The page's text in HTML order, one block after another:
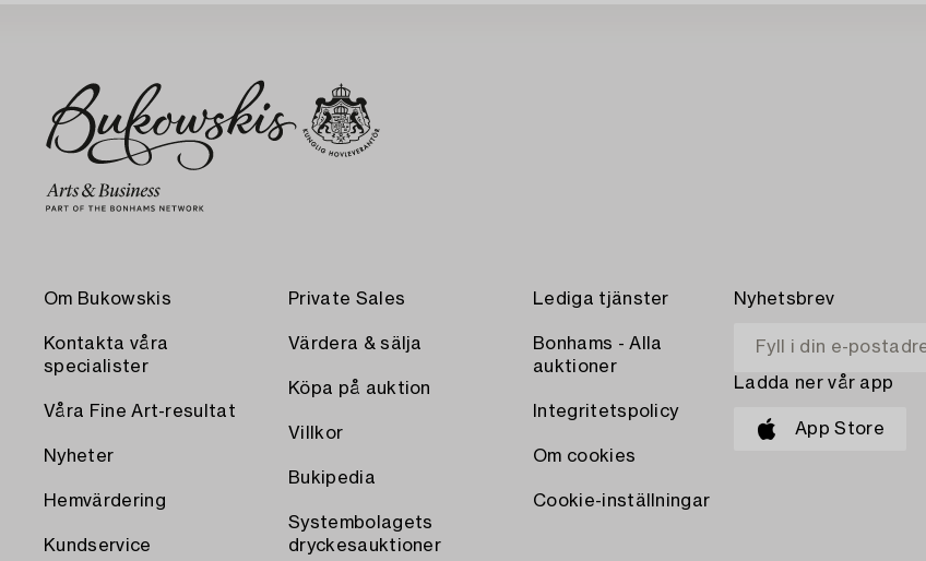
Om Bukowskis
Kontakta våra
specialister
Våra Fine Art-resultat
Nyheter
Hemvärdering
Kundservice
Private Sales
Värdera & sälja
Köpa på auktion
Villkor
Bukipedia
Systembolagets
dryckesauktioner
Lediga tjänster
Bonhams - Alla
auktioner
Integritetspolicy
Om cookies
Cookie-inställningar
Nyhetsbrev
Ladda ner vår app
App Store